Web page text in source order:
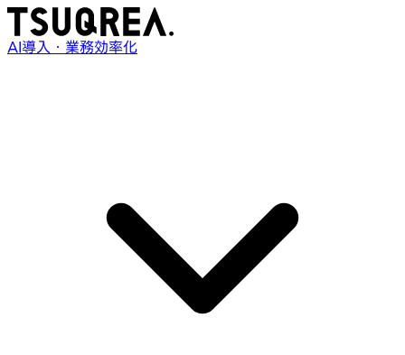
AI導入・業務効率化